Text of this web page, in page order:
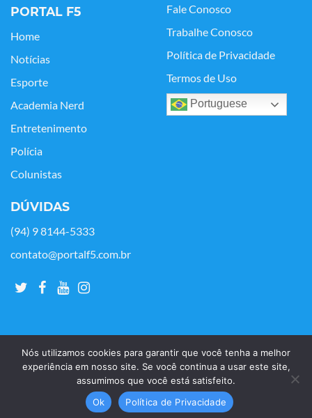
PORTAL F5
Home
Notícias
Esporte
Academia Nerd
Entretenimento
Polícia
Colunistas
Fale Conosco
Trabalhe Conosco
Política de Privacidade
Termos de Uso
Portuguese
DÚVIDAS
(94) 9 8144-5333
contato@portalf5.com.br
Copyright © Portal F5 - 2021. Todos os os direitos reservados.
Nós utilizamos cookies para garantir que você tenha a melhor
experiência em nosso site. Se você continua a usar este site,
assumimos que você está satisfeito.
Ok
Política de Privacidade